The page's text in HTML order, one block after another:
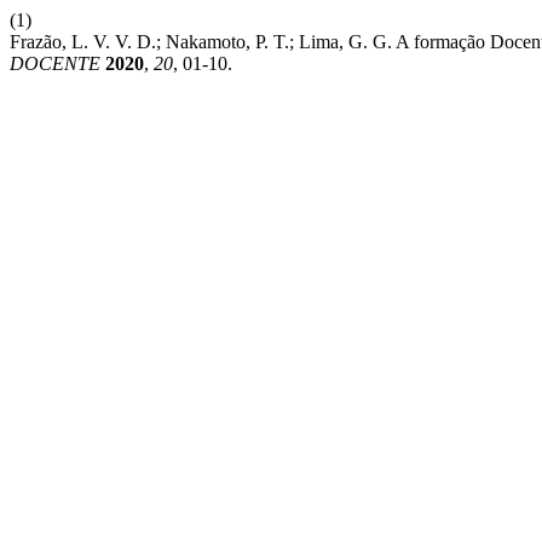
(1)
Frazão, L. V. V. D.; Nakamoto, P. T.; Lima, G. G. A formação
DOCENTE 2020, 20, 01-10.